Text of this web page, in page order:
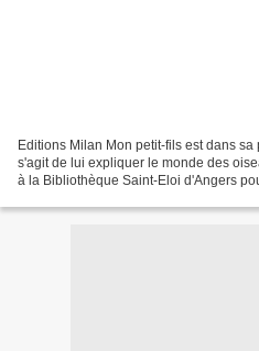
Editions Milan Mon petit-fils est dans
s'agit de lui expliquer le monde des
à la Bibliothèque Saint-Eloi d'Angers